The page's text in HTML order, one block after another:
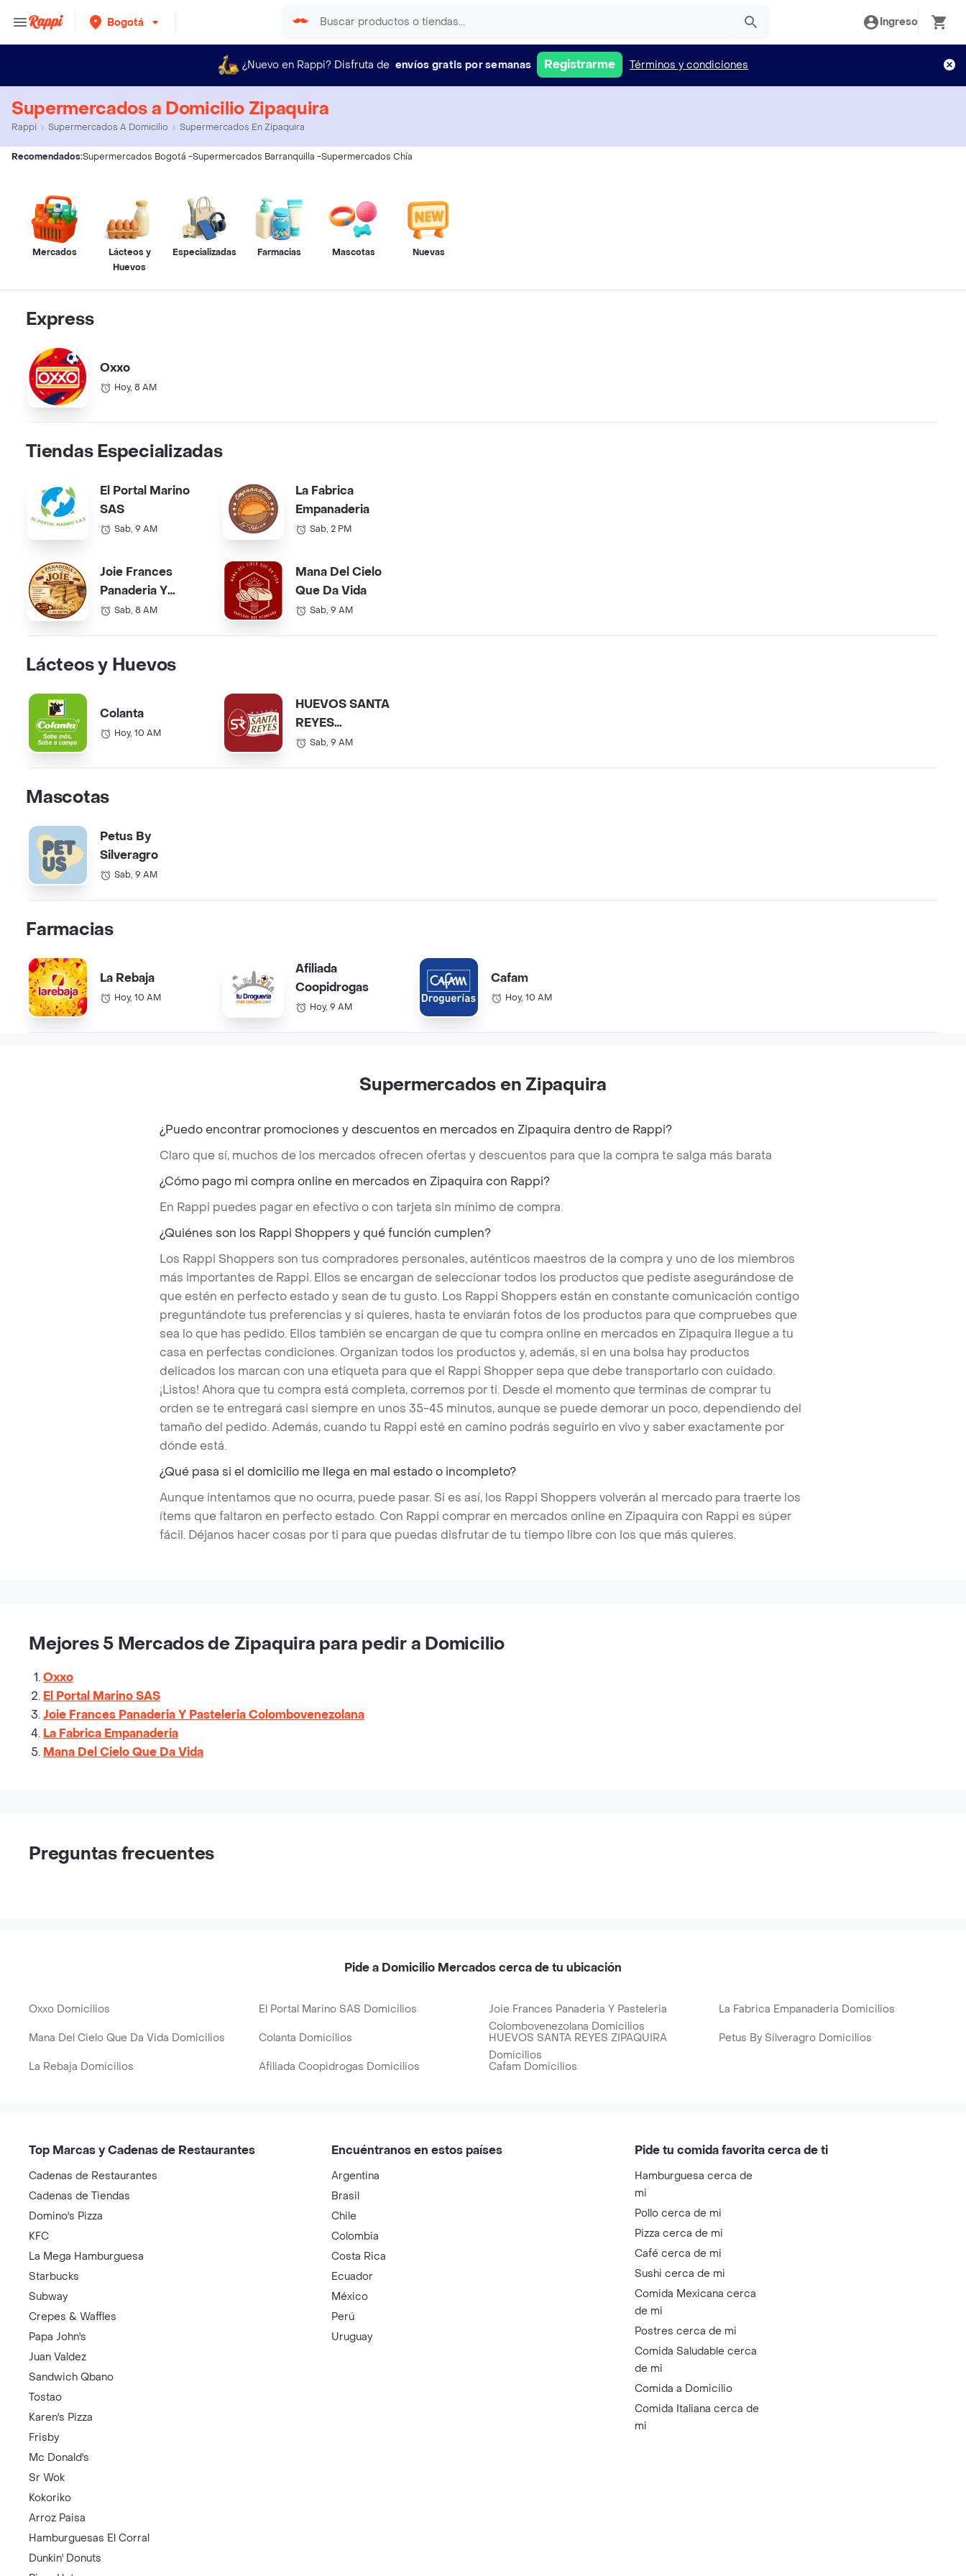
Bogotá Ingreso
¿Nuevo en Rappi? Disfruta de envíos gratis por semanas Registrarme Términos y condiciones
Supermercados a Domicilio Zipaquira
Rappi Supermercados A Domicilio Supermercados En Zipaquira
Recomendados:Supermercados Bogotá -Supermercados Barranquilla -Supermercados Chía
Mercados
Lácteos y
Huevos
Especializadas Farmacias Mascotas Nuevas
Express
Oxxo
Hoy, 8 AM
Tiendas Especializadas
El Portal Marino
SAS
Sab, 9 AM
Joie Frances
Panaderia Y
Pasteleria
Sab, 8 AM
La Fabrica
Empanaderia
Sab, 2 PM
Mana Del Cielo
Que Da Vida
Sab, 9 AM
Lácteos y Huevos
Colanta
Hoy, 10 AM
HUEVOS SANTA
REYES
ZIPAQUIRA
Sab, 9 AM
Mascotas
Petus By
Silveragro
Sab, 9 AM
Farmacias
La Rebaja
Hoy, 10 AM
Afiliada
Coopidrogas
Hoy, 9 AM
Cafam
Hoy, 10 AM
Supermercados en Zipaquira
¿Puedo encontrar promociones y descuentos en mercados en Zipaquira dentro de Rappi?
Claro que sí, muchos de los mercados ofrecen ofertas y descuentos para que la compra te salga más barata
¿Cómo pago mi compra online en mercados en Zipaquira con Rappi?
En Rappi puedes pagar en efectivo o con tarjeta sin mínimo de compra.
¿Quiénes son los Rappi Shoppers y qué función cumplen?
Los Rappi Shoppers son tus compradores personales, auténticos maestros de la compra y uno de los miembros
más importantes de Rappi. Ellos se encargan de seleccionar todos los productos que pediste asegurándose de
que estén en perfecto estado y sean de tu gusto. Los Rappi Shoppers están en constante comunicación contigo
preguntándote tus preferencias y si quieres, hasta te enviarán fotos de los productos para que compruebes que
sea lo que has pedido. Ellos también se encargan de que tu compra online en mercados en Zipaquira llegue a tu
casa en perfectas condiciones. Organizan todos los productos y, además, si en una bolsa hay productos
delicados los marcan con una etiqueta para que el Rappi Shopper sepa que debe transportarlo con cuidado.
¡Listos! Ahora que tu compra está completa, corremos por ti. Desde el momento que terminas de comprar tu
orden se te entregará casi siempre en unos 35-45 minutos, aunque se puede demorar un poco, dependiendo del
tamaño del pedido. Además, cuando tu Rappi esté en camino podrás seguirlo en vivo y saber exactamente por
dónde está.
¿Qué pasa si el domicilio me llega en mal estado o incompleto?
Aunque intentamos que no ocurra, puede pasar. Si es así, los Rappi Shoppers volverán al mercado para traerte los
ítems que faltaron en perfecto estado. Con Rappi comprar en mercados online en Zipaquira con Rappi es súper
fácil. Déjanos hacer cosas por ti para que puedas disfrutar de tu tiempo libre con los que más quieres.
Mejores 5 Mercados de Zipaquira para pedir a Domicilio
Oxxo
El Portal Marino SAS
Joie Frances Panaderia Y Pasteleria Colombovenezolana
La Fabrica Empanaderia
Mana Del Cielo Que Da Vida
Preguntas frecuentes
Pide a Domicilio Mercados cerca de tu ubicación
Oxxo Domicilios El Portal Marino SAS Domicilios
Joie Frances Panaderia Y Pasteleria
Colombovenezolana Domicilios
La Fabrica Empanaderia Domicilios
Mana Del Cielo Que Da Vida Domicilios Colanta Domicilios
HUEVOS SANTA REYES ZIPAQUIRA
Domicilios
Petus By Silveragro Domicilios
La Rebaja Domicilios Afiliada Coopidrogas Domicilios Cafam Domicilios
Top Marcas y Cadenas de Restaurantes
Cadenas de Restaurantes
Cadenas de Tiendas
Domino's Pizza
KFC
La Mega Hamburguesa
Starbucks
Subway
Crepes & Waffles
Papa John's
Juan Valdez
Sandwich Qbano
Tostao
Karen's Pizza
Frisby
Mc Donald's
Sr Wok
Kokoriko
Arroz Paisa
Hamburguesas El Corral
Dunkin' Donuts
Encuéntranos en estos países
Argentina
Brasil
Chile
Colombia
Costa Rica
Ecuador
México
Perú
Uruguay
Pide tu comida favorita cerca de ti
Hamburguesa cerca de
mi
Pollo cerca de mi
Pizza cerca de mi
Café cerca de mi
Sushi cerca de mi
Comida Mexicana cerca
de mi
Postres cerca de mi
Comida Saludable cerca
de mi
Comida a Domicilio
Comida Italiana cerca de
mi